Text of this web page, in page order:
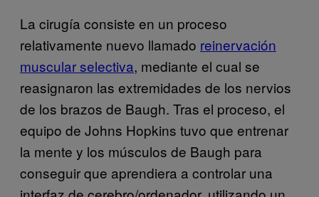
La cirugía consiste en un proceso
relativamente nuevo llamado reinervación
muscular selectiva, mediante el cual se
reasignaron las extremidades de los nervios
de los brazos de Baugh. Tras el proceso, el
equipo de Johns Hopkins tuvo que entrenar
la mente y los músculos de Baugh para
conseguir que aprendiera a controlar una